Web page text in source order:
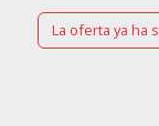
La oferta ya ha